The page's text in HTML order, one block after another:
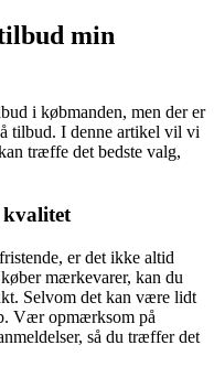
min
i købmanden, men der er
tilbud. I denne artikel vil vi
træffe det bedste valg,
er det ikke altid
mærkevarer, kan du
Selvom det kan være lidt
Vær opmærksom på
så du træffer det